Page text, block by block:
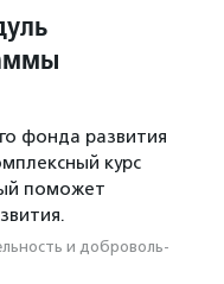
фонда развития
курс
поможет
и доброволь­